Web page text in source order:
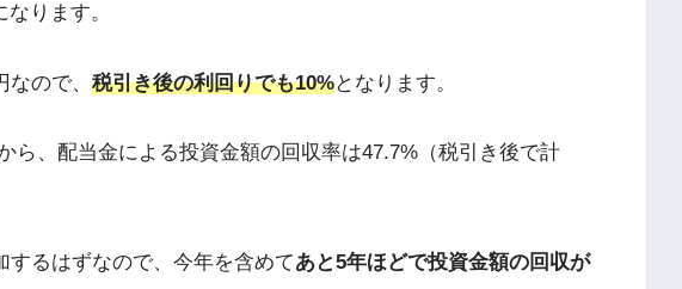
ります。
ので、 税引き後の利回りでも10%となります。
ら、配当金による投資金額の回収率は47.7%（税引き後で計
するはずなので、今年を含めてあと5年ほどで投資金額の回収が